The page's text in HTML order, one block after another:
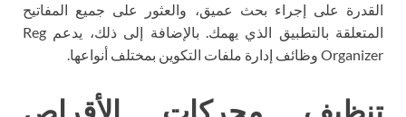
القدرة على إجراء بحث عميق، والعثور على جميع المفاتيح
المتعلقة بالتطبيق الذي يهمك. بالإضافة إلى ذلك، يدعم Reg
Organizer وظائف إدارة ملفات التكوين بمختلف أنواعها.